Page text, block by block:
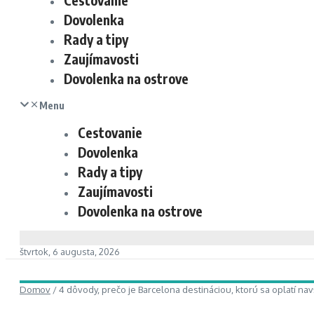
Dovolenka
Rady a tipy
Zaujímavosti
Dovolenka na ostrove
Menu
Cestovanie
Dovolenka
Rady a tipy
Zaujímavosti
Dovolenka na ostrove
štvrtok, 6 augusta, 2026
Domov /4 dôvody, prečo je Barcelona destináciou, ktorú sa oplatí